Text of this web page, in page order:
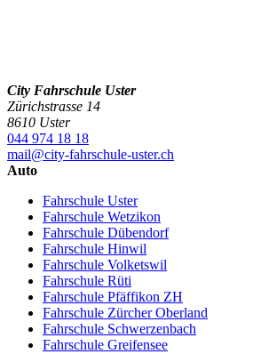
City Fahrschule Uster
Zürichstrasse 14
8610 Uster
044 974 18 18
mail@city-fahrschule-uster.ch
Auto
Fahrschule Uster
Fahrschule Wetzikon
Fahrschule Dübendorf
Fahrschule Hinwil
Fahrschule Volketswil
Fahrschule Rüti
Fahrschule Pfäffikon ZH
Fahrschule Zürcher Oberland
Fahrschule Schwerzenbach
Fahrschule Greifensee